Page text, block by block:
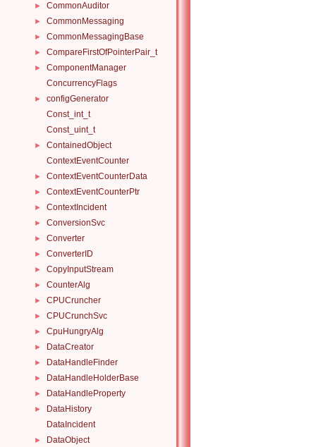
► CommonAuditor
► CommonMessaging
► CommonMessagingBase
► CompareFirstOfPointerPair_t
►
ComponentManager
ConcurrencyFlags
►
configGenerator
Const_int_t
Const_uint_t
►
ContainedObject
ContextEventCounter
► ContextEventCounterData
► ContextEventCounterPtr
► ContextIncident
► ConversionSvc
► Converter
► ConverterID
► CopyInputStream
► CounterAlg
► CPUCruncher
► CPUCrunchSvc
► CpuHungryAlg
► DataCreator
► DataHandleFinder
► DataHandleHolderBase
► DataHandleProperty
►
DataHistory
DataIncident
► DataObject